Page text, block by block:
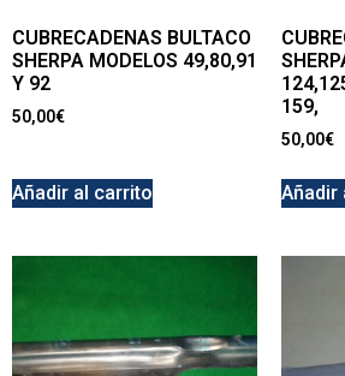
CUBRECADENAS BULTACO
SHERPA MODELOS 49,80,91
Y 92
50,00€
Añadir al carrito
159,
50,00€
Añadir